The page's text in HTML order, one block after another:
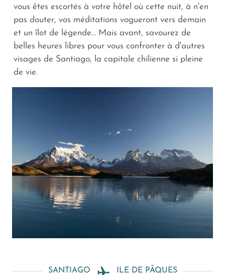
vous êtes escortés à votre hôtel où cette nuit, à n'en
pas douter, vos méditations vogueront vers demain
et un îlot de légende... Mais avant, savourez de
belles heures libres pour vous confronter à d'autres
visages de Santiago, la capitale chilienne si pleine
de vie.
SANTIAGO ILE DE PÂQUES